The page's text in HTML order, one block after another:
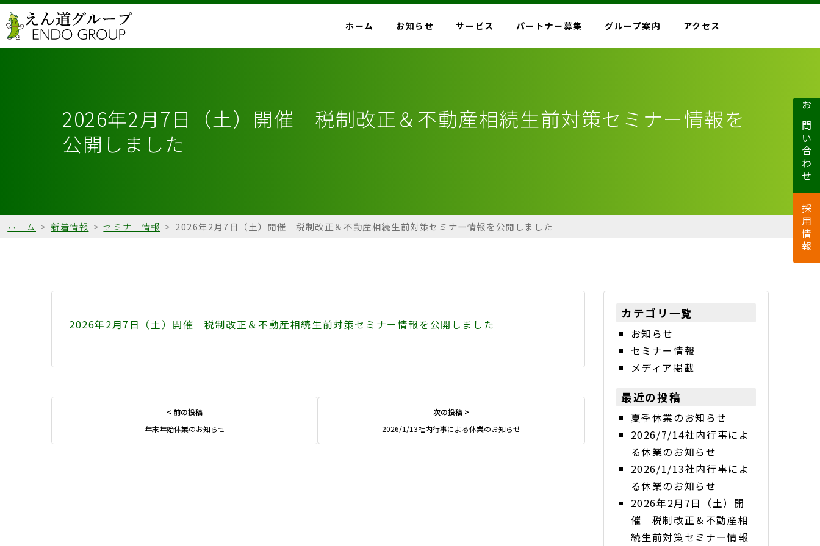
ホーム お知らせ サービス パートナー募集 グループ案内 アクセス
お問い合わせ
採用情報
2026年2月7日（土）開催 税制改正＆不動産相続生前対策セミナー情報を
公開しました
ホーム > 新着情報 > セミナー情報 > 2026年2月7日（土）開催 税制改正＆不動産相続生前対策セミナー情報を公開しました
2026年2月7日（土）開催 税制改正＆不動産相続生前対策セミナー情報を公開しました
年末年始休業のお知らせ 2026/1/13社内行事による休業のお知らせ
カテゴリ一覧
お知らせ
セミナー情報
メディア掲載
最近の投稿
夏季休業のお知らせ
2026/7/14社内行事によ
る休業のお知らせ
2026/1/13社内行事によ
る休業のお知らせ
2026年2月7日（土）開
催 税制改正＆不動産相
続生前対策セミナー情報